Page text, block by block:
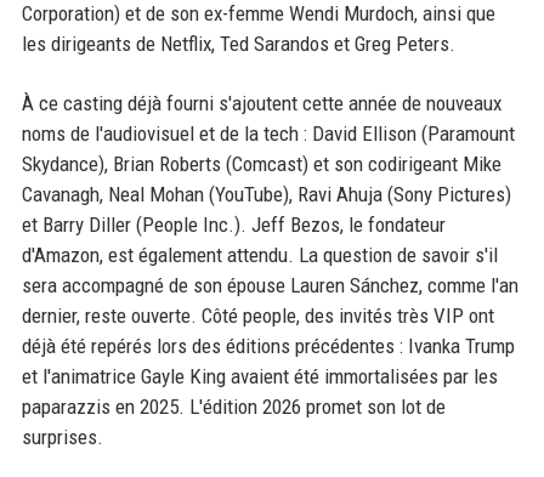
Corporation) et de son ex-femme Wendi Murdoch, ainsi que
les dirigeants de Netflix, Ted Sarandos et Greg Peters.
À ce casting déjà fourni s'ajoutent cette année de nouveaux
noms de l'audiovisuel et de la tech : David Ellison (Paramount
Skydance), Brian Roberts (Comcast) et son codirigeant Mike
Cavanagh, Neal Mohan (YouTube), Ravi Ahuja (Sony Pictures)
et Barry Diller (People Inc.). Jeff Bezos, le fondateur
d'Amazon, est également attendu. La question de savoir s'il
sera accompagné de son épouse Lauren Sánchez, comme l'an
dernier, reste ouverte. Côté people, des invités très VIP ont
déjà été repérés lors des éditions précédentes : Ivanka Trump
et l'animatrice Gayle King avaient été immortalisées par les
paparazzis en 2025. L'édition 2026 promet son lot de
surprises.